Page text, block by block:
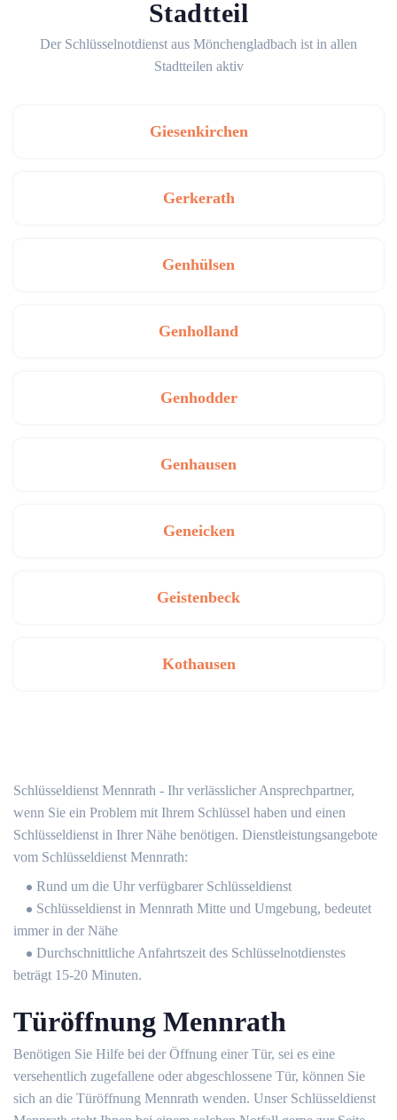
Stadtteil
Der Schlüsselnotdienst aus Mönchengladbach ist in allen
Stadtteilen aktiv
Giesenkirchen
Gerkerath
Genhülsen
Genholland
Genhodder
Genhausen
Geneicken
Geistenbeck
Kothausen
Schlüsseldienst Mennrath - Ihr verlässlicher Ansprechpartner,
wenn Sie ein Problem mit Ihrem Schlüssel haben und einen
Schlüsseldienst in Ihrer Nähe benötigen. Dienstleistungsangebote
vom Schlüsseldienst Mennrath:
Rund um die Uhr verfügbarer Schlüsseldienst
Schlüsseldienst in Mennrath Mitte und Umgebung, bedeutet
immer in der Nähe
Durchschnittliche Anfahrtszeit des Schlüsselnotdienstes
beträgt 15-20 Minuten.
Türöffnung Mennrath
Benötigen Sie Hilfe bei der Öffnung einer Tür, sei es eine
versehentlich zugefallene oder abgeschlossene Tür, können Sie
sich an die Türöffnung Mennrath wenden. Unser Schlüsseldienst